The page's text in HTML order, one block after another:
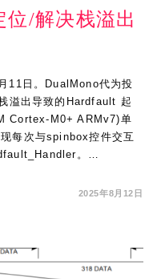
位/解决栈溢出
11日。DualMono代为投
溢出导致的Hardfault 起
Cortex-M0+ ARMv7)单
每次与spinbox控件交互
。…
2025年8月12日